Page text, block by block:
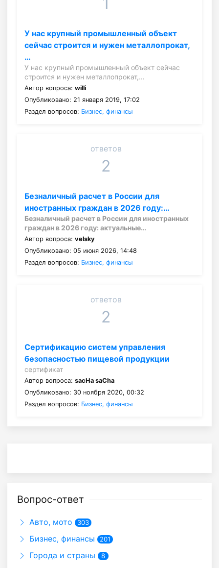
У нас крупный промышленный объект
сейчас строится и нужен металлопрокат,
…
У нас крупный промышленный объект сейчас
строится и нужен металлопрокат,…
Автор вопроса: willi
Опубликовано: 21 января 2019, 17:02
Раздел вопросов: Бизнес, финансы
ответов
2
Безналичный расчет в России для
иностранных граждан в 2026 году:…
Безналичный расчет в России для иностранных
граждан в 2026 году: актуальные…
Автор вопроса: velsky
Опубликовано: 05 июня 2026, 14:48
Раздел вопросов: Бизнес, финансы
ответов
2
Сертификацию систем управления
безопасностью пищевой продукции
сертификат
Автор вопроса: sacHa saCha
Опубликовано: 30 ноября 2020, 00:32
Раздел вопросов: Бизнес, финансы
Вопрос-ответ
Авто, мото 303
Бизнес, финансы 201
Города и страны 8